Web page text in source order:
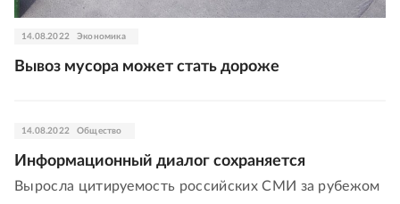
14.08.2022 Экономика
Вывоз мусора может стать дороже
14.08.2022 Общество
Информационный диалог сохраняется
Выросла цитируемость российских СМИ за рубежом